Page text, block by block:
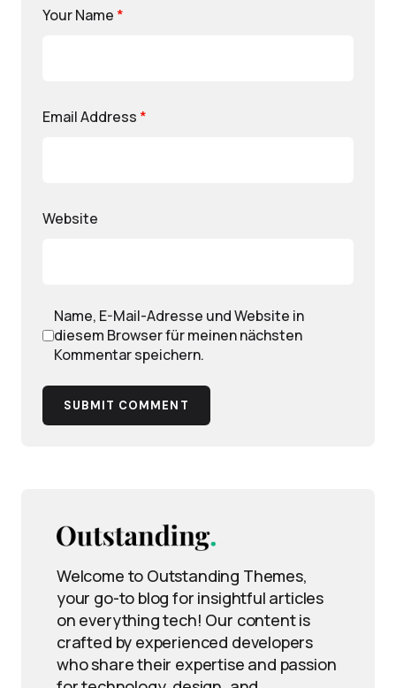
Your Name *
Email Address *
Website
Name, E-Mail-Adresse und Website in
diesem Browser für meinen nächsten
Kommentar speichern.
SUBMIT COMMENT
Welcome to Outstanding Themes,
your go-to blog for insightful articles
on everything tech! Our content is
crafted by experienced developers
who share their expertise and passion